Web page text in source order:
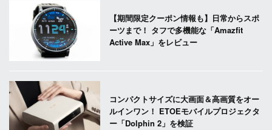
【期間限定クーポン情報も】日常からスポ
ーツまで！ タフで多機能な「Amazfit
Active Max」をレビュー
コンパクトサイズに大画面＆高画質をオー
ルインワン！ ETOEモバイルプロジェクタ
ー「Dolphin 2」を検証